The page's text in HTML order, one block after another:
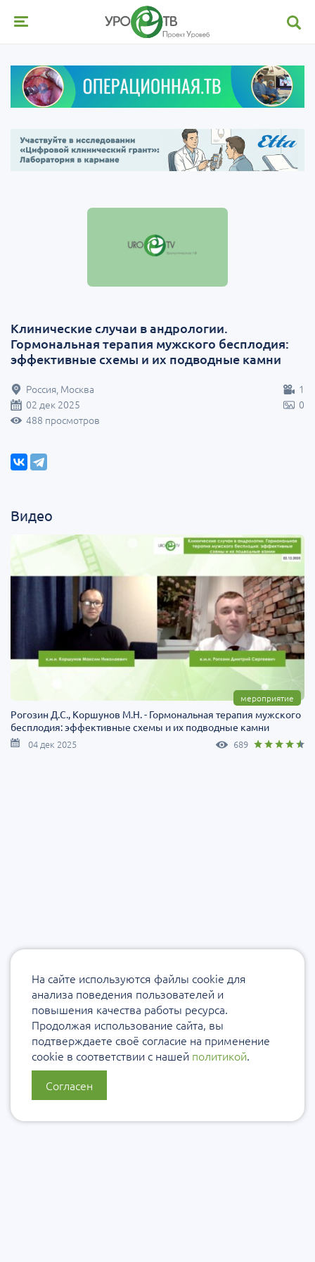
Клинические случаи в андрологии.
Гормональная терапия мужского бесплодия:
эффективные схемы и их подводные камни
1
Россия, Москва
0
02 дек 2025
488 просмотров
Видео
мероприятие
Рогозин Д.С., Коршунов М.Н. - Гормональная терапия мужского
бесплодия: эффективные схемы и их подводные камни
04 дек 2025 689
На сайте используются файлы cookie для
анализа поведения пользователей и
повышения качества работы ресурса.
Продолжая использование сайта, вы
подтверждаете своё согласие на применение
cookie в соответствии с нашей политикой.
Согласен